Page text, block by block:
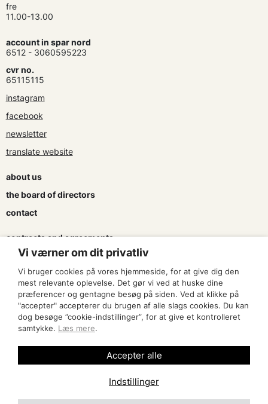
fre
11.00-13.00
account in spar nord
6512 - 3060595223
cvr no.
65115115
instagram
facebook
newsletter
translate website
about us
the board of directors
contact
contracts and agreements
apply for a subsidy
press & logo
become a member
Vi værner om dit privatliv
Vi bruger cookies på vores hjemmeside, for at give dig den
mest relevante oplevelse. Det gør vi ved at huske dine
præferencer og gentagne besøg på siden. Ved at klikke på
"accepter" accepterer du brugen af alle slags cookies. Du kan
dog besøge ”cookie-indstillinger”, for at give et kontrolleret
samtykke. Læs mere.
Indstillinger
Accepter alle